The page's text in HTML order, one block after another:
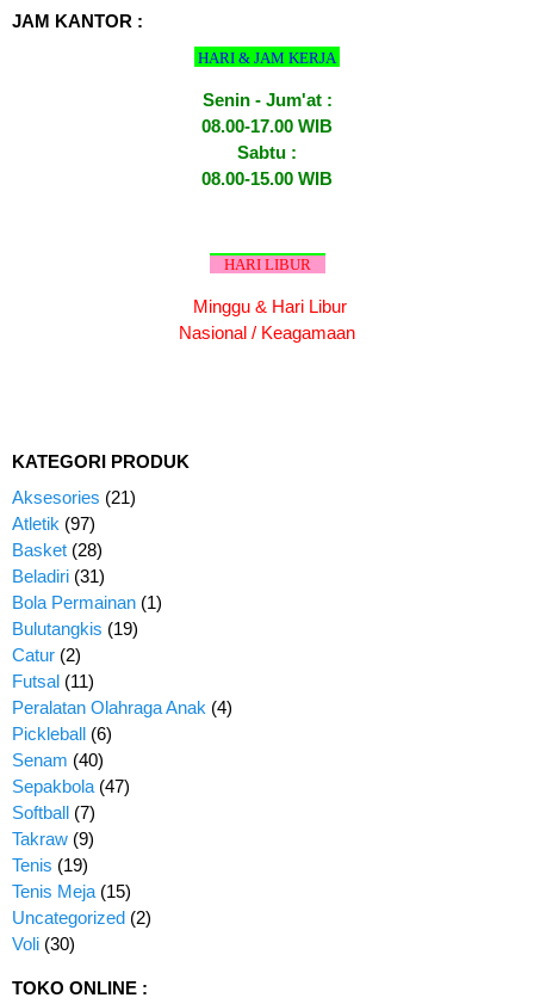
JAM KANTOR :
HARI & JAM KERJA
Senin - Jum'at :
08.00-17.00 WIB
Sabtu :
08.00-15.00 WIB
HARI LIBUR
Minggu & Hari Libur
Nasional / Keagamaan
KATEGORI PRODUK
Aksesories (21)
Atletik (97)
Basket (28)
Beladiri (31)
Bola Permainan (1)
Bulutangkis (19)
Catur (2)
Futsal (11)
Peralatan Olahraga Anak (4)
Pickleball (6)
Senam (40)
Sepakbola(47)
Softball (7)
Takraw (9)
Tenis (19)
Tenis Meja(15)
Uncategorized (2)
Voli (30)
TOKO ONLINE :